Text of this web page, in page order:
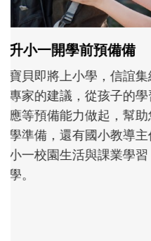
和孩子一起長大的
不同模樣
沒有人天生就擅長當
次「前所未有」的體
大。從給予安全感的
主、角色認同及解決